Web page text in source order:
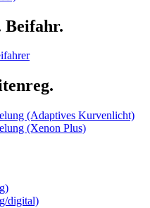
Beifahr.
(Adaptives Kurvenlicht)
(Xenon Plus)
digital)